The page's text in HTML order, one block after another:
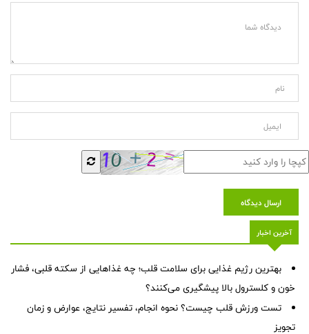
ارسال دیدگاه
آخرین اخبار
بهترین رژیم غذایی برای سلامت قلب؛ چه غذاهایی از سکته قلبی، فشار
خون و کلسترول بالا پیشگیری می‌کنند؟
تست ورزش قلب چیست؟ نحوه انجام، تفسیر نتایج، عوارض و زمان
تجویز